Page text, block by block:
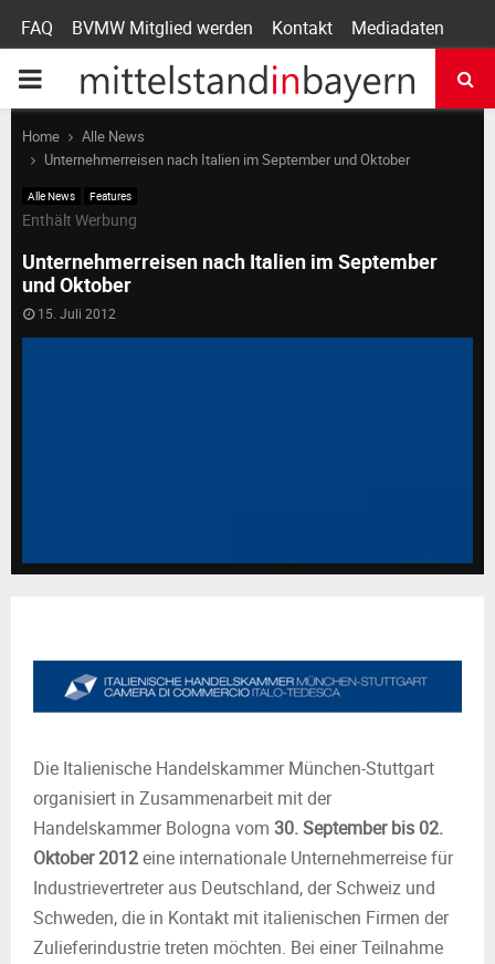
FAQ BVMW Mitglied werden Kontakt Mediadaten
P
R
M
A
E
Home
Alle News
Unternehmerreisen nach Italien im September und Oktober
Alle News Features
Enthält Werbung
Unternehmerreisen nach Italien im September
und Oktober
15. Juli 2012
Die Italienische Handelskammer München-Stuttgart
organisiert in Zusammenarbeit mit der
Handelskammer Bologna vom 30. September bis 02.
Oktober 2012eine internationale Unternehmerreise für
Industrievertreter aus Deutschland, der Schweiz und
Schweden, die in Kontakt mit italienischen Firmen der
Zulieferindustrie treten möchten. Bei einer Teilnahme